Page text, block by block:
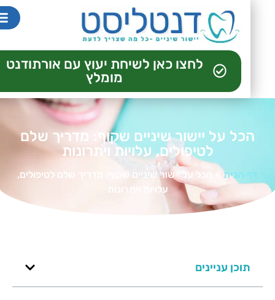
לחצו כאן לשיחת יעוץ עם אורתודנט
מומלץ
הכל על יישור שיניים שקוף: מדריך שלם
לטיפולים, עלויות ויתרונות
דף הבית»הכל על יישור שיניים שקוף: מדריך שלם לטיפולים,
עלויות ויתרונות
תוכן עניינים